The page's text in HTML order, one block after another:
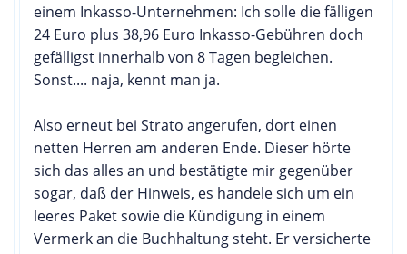
einem Inkasso-Unternehmen: Ich solle die fälligen
24 Euro plus 38,96 Euro Inkasso-Gebühren doch
gefälligst innerhalb von 8 Tagen begleichen.
Sonst.... naja, kennt man ja.
Also erneut bei Strato angerufen, dort einen
netten Herren am anderen Ende. Dieser hörte
sich das alles an und bestätigte mir gegenüber
sogar, daß der Hinweis, es handele sich um ein
leeres Paket sowie die Kündigung in einem
Vermerk an die Buchhaltung steht. Er versicherte